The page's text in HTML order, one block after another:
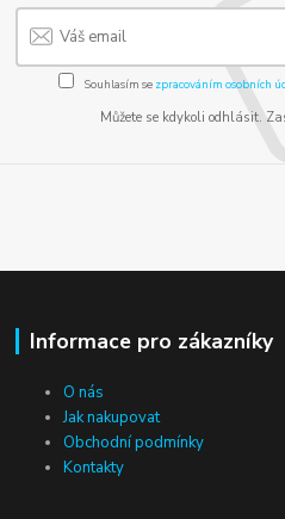
Souhlasím se zpracováním osobních
Můžete se kdykoli odhlásit.
Informace pro zákazníky
O nás
Jak nakupovat
Obchodní podmínky
Kontakty